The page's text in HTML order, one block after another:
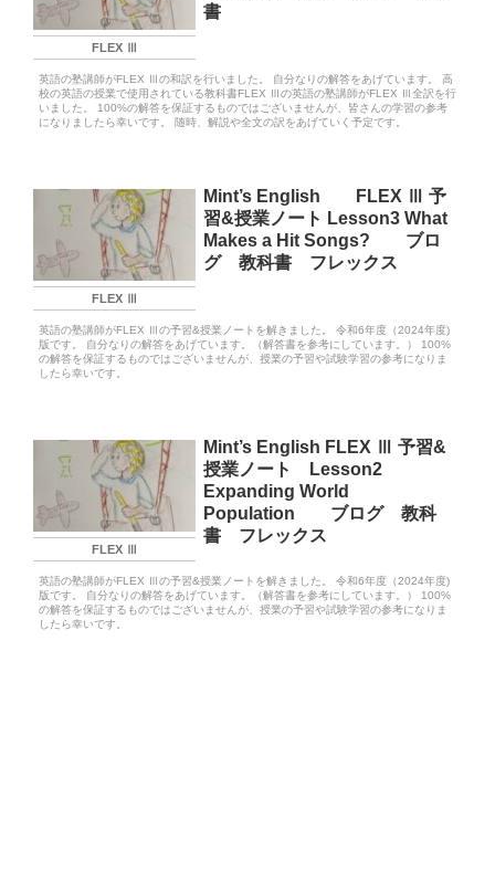
FLEX Ⅲ
書
英語の塾講師がFLEX Ⅲの和訳を行いました。 自分なりの解答をあげています。 高
校の英語の授業で使用されている教科書FLEX Ⅲの英語の塾講師がFLEX Ⅲ全訳を行
いました。 100%の解答を保証するものではございませんが、皆さんの学習の参考
になりましたら幸いです。 随時、解説や全文の訳をあげていく予定です。
FLEX Ⅲ
Mint’s English FLEX Ⅲ 予
習&授業ノート Lesson3 What
Makes a Hit Songs? ブロ
グ 教科書 フレックス
英語の塾講師がFLEX Ⅲの予習&授業ノートを解きました。 令和6年度（2024年度)
版です。 自分なりの解答をあげています。（解答書を参考にしています。） 100%
の解答を保証するものではございませんが、授業の予習や試験学習の参考になりま
したら幸いです。
FLEX Ⅲ
Mint’s English FLEX Ⅲ 予習&
授業ノート Lesson2
Expanding World
Population ブログ 教科
書 フレックス
英語の塾講師がFLEX Ⅲの予習&授業ノートを解きました。 令和6年度（2024年度)
版です。 自分なりの解答をあげています。（解答書を参考にしています。） 100%
の解答を保証するものではございませんが、授業の予習や試験学習の参考になりま
したら幸いです。